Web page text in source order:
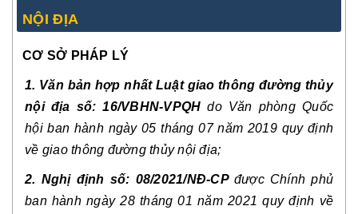
NỘI ĐỊA
CƠ SỞ PHÁP LÝ
1. Văn bản hợp nhất Luật giao thông đường thủy
nội địa số: 16/VBHN-VPQHdo Văn phòng Quốc
hội ban hành ngày 05 tháng 07 năm 2019 quy định
về giao thông đường thủy nội địa;
2. Nghị định số: 08/2021/NĐ-CP được Chính phủ
ban hành ngày 28 tháng 01 năm 2021 quy định về